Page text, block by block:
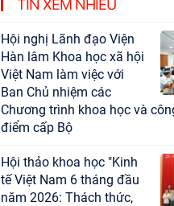
TIN XEM NHIỀU
đạo sự nghiệp xây dựng chủ
Hội nghị Lãnh đạo Viện
Hàn lâm Khoa học xã hội
Việt Nam làm việc với
Ban Chủ nhiệm các
Chương trình khoa học và
điểm cấp Bộ
Hội thảo khoa học "Kinh
tế Việt Nam 6 tháng đầu
năm 2026: Thách thức,